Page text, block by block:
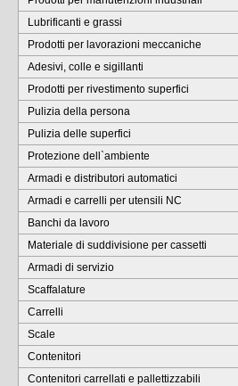
Lubrificanti e grassi
Prodotti per lavorazioni meccaniche
Adesivi, colle e sigillanti
Prodotti per rivestimento superfici
Pulizia della persona
Pulizia delle superfici
Protezione dell`ambiente
Armadi e distributori automatici
Armadi e carrelli per utensili NC
Banchi da lavoro
Materiale di suddivisione per cassetti
Armadi di servizio
Scaffalature
Carrelli
Scale
Contenitori
Contenitori carrellati e pallettizzabili